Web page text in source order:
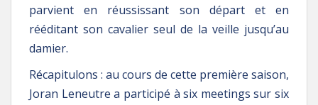
parvient en réussissant son départ et en
rééditant son cavalier seul de la veille jusqu’au
damier.
Récapitulons : au cours de cette première saison,
Joran Leneutre a participé à six meetings sur six